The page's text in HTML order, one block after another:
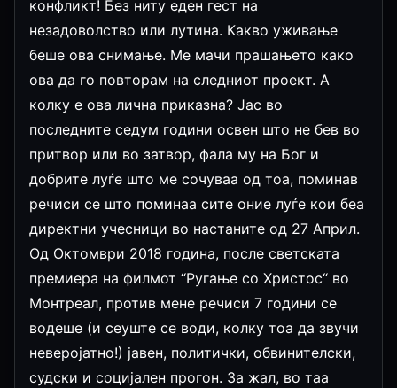
конфликт! Без ниту еден гест на
незадоволство или лутина. Какво уживање
беше ова снимање. Ме мачи прашањето како
ова да го повторам на следниот проект. А
колку е ова лична приказна? Јас во
последните седум години освен што не бев во
притвор или во затвор, фала му на Бог и
добрите луѓе што ме сочуваа од тоа, поминав
речиси се што поминаа сите оние луѓе кои беа
директни учесници во настаните од 27 Април.
Од Октомври 2018 година, после светската
премиера на филмот “Ругање со Христос“ во
Монтреал, против мене речиси 7 години се
водеше (и сеуште се води, колку тоа да звучи
неверојатно!) јавен, политички, обвинителски,
судски и социјален прогон. За жал, во таа